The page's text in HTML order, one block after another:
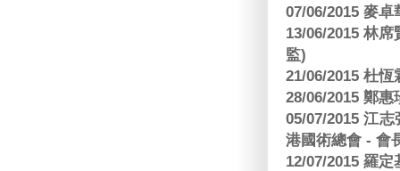
07/06/2015 麥
13/06/2015 林
監)
21/06/2015 杜
28/06/2015 鄭
05/07/2015 江
港國術總會 - 會
12/07/2015 羅